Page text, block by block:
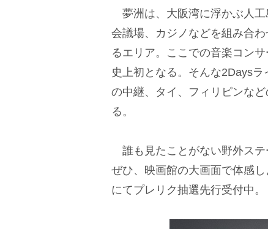
夢洲は、大阪湾に浮かぶ人工
会議場、カジノなどを組み合
るエリア。ここでの音楽コン
史上初となる。そんな2Days
の中継、タイ、フィリピンな
る。
誰も見たことがない野外ステ
ぜひ、映画館の大画面で体感
にてプレリク抽選先行受付中。